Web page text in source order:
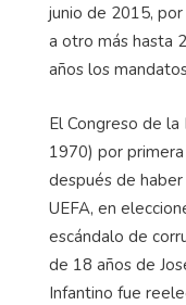
junio de 2015,
a otro más hasta
años los
El Congreso de
1970) por
después de
UEFA, en
escándalo de
de 18 años de
Infantino fue